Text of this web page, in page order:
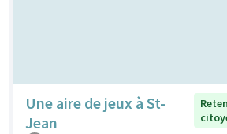
Une aire de jeux à St-
Jean